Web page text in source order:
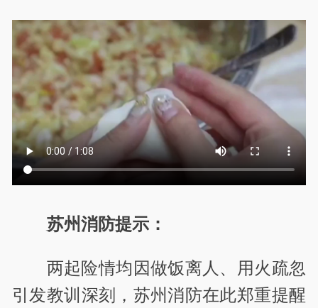
苏州消防提示：
两起险情均因做饭离人、用火疏忽
引发教训深刻，苏州消防在此郑重提醒